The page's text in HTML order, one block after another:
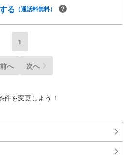
る （通話料無料）
1
前へ 次へ
件を変更しよう！